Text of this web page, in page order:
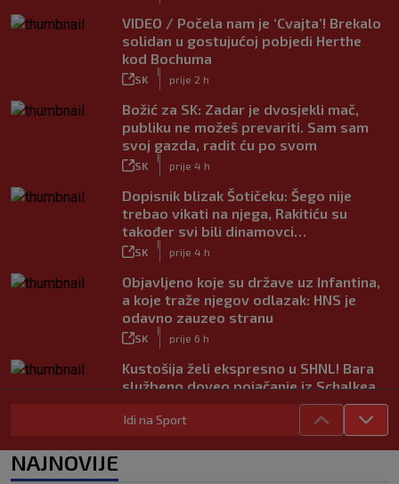
VIDEO / Počela nam je ‘Cvajta’! Brekalo
solidan u gostujućoj pobjedi Herthe
kod Bochuma
SK prije 2 h
Božić za SK: Zadar je dvosjekli mač,
publiku ne možeš prevariti. Sam sam
svoj gazda, radit ću po svom
SK prije 4 h
Dopisnik blizak Šotičeku: Šego nije
trebao vikati na njega, Rakitiću su
također svi bili dinamovci…
SK prije 4 h
Objavljeno koje su države uz Infantina,
a koje traže njegov odlazak: HNS je
odavno zauzeo stranu
SK prije 6 h
Kustošija želi ekspresno u SHNL! Bara
službeno doveo pojačanje iz Schalkea
Tomiyasu se vraća u Premier ligu,
postat će suigrač bivšeg Vatrenog
Idi na Sport
NAJNOVIJE